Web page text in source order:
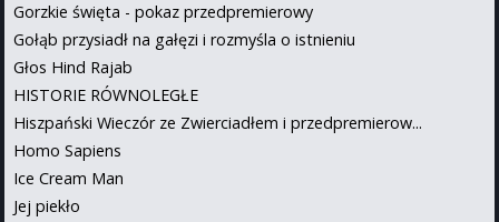
Gorzkie święta - pokaz przedpremierowy
Gołąb przysiadł na gałęzi i rozmyśla o istnieniu
Głos Hind Rajab
HISTORIE RÓWNOLEGŁE
Hiszpański Wieczór ze Zwierciadłem i przedpremierow...
Homo Sapiens
Ice Cream Man
Jej piekło